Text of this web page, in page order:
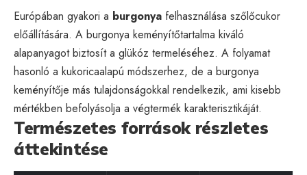
Európában gyakori a burgonya felhasználása szőlőcukor
előállítására. A burgonya keményítőtartalma kiváló
alapanyagot biztosít a glükóz termeléséhez. A folyamat
hasonló a kukoricaalapú módszerhez, de a burgonya
keményítője más tulajdonságokkal rendelkezik, ami kisebb
mértékben befolyásolja a végtermék karakterisztikáját.
Természetes források részletes
áttekintése